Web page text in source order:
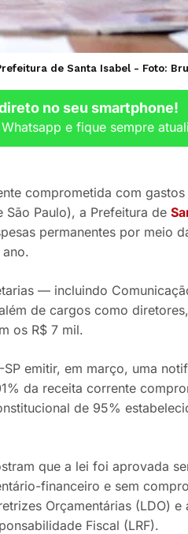
de Santa Isabel - Foto:
no seu smartphone!
e fique sempre
comprometida com
São Paulo), a Prefeitura de
permanentes por meio
— incluindo
de cargos como
os R$ 7 mil.
emitir, em março, uma
da receita corrente
de 95%
que a lei foi aprovada
financeiro e sem
Orçamentárias (LDO) e
Fiscal (LRF).